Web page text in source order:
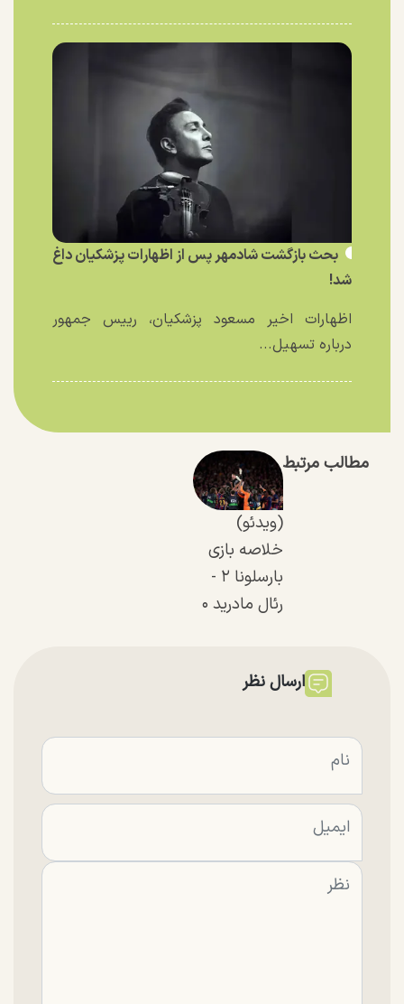
بحث بازگشت شادمهر پس از اظهارات پزشکیان داغ
شد!
اظهارات اخیر مسعود پزشکیان، رییس جمهور
درباره تسهیل...
مطالب مرتبط
(ویدئو)
خلاصه بازی
بارسلونا ۲ -
رئال مادرید ۰
ارسال نظر